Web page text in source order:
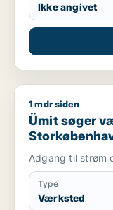
Ikke angivet
Ümit søger
1 mdr siden
Ümit søger
Adgang til strøm
Type
Værksted